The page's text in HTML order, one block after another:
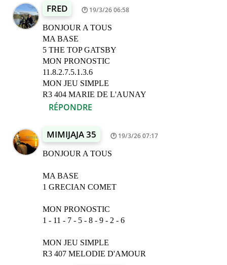
FRED 19/3/26 06:58
BONJOUR A TOUS
MA BASE
5 THE TOP GATSBY
MON PRONOSTIC
11.8.2.7.5.1.3.6
MON JEU SIMPLE
R3 404 MARIE DE L'AUNAY
RÉPONDRE
MIMIJAJA 35 19/3/26 07:17
BONJOUR A TOUS
MA BASE
1 GRECIAN COMET
MON PRONOSTIC
1 - 11 - 7 - 5 - 8 - 9 - 2 - 6
MON JEU SIMPLE
R3 407 MELODIE D'AMOUR